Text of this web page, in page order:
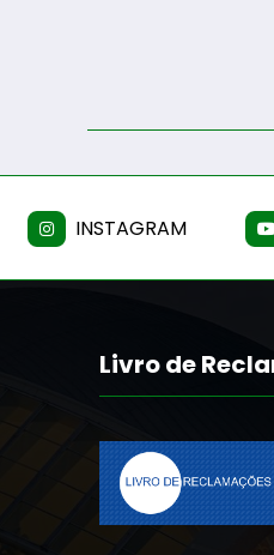
INSTAGRAM
Livro de